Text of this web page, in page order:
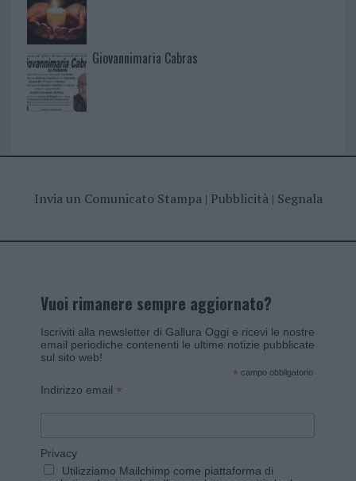
Giovannimaria Cabras
Invia un Comunicato Stampa| Pubblicità| Segnala
Vuoi rimanere sempre aggiornato?
Iscriviti alla newsletter di Gallura Oggi e ricevi le nostre
email periodiche contenenti le ultime notizie pubblicate
sul sito web!
* campo obbligatorio
Indirizzo email *
Privacy
Utilizziamo Mailchimp come piattaforma di